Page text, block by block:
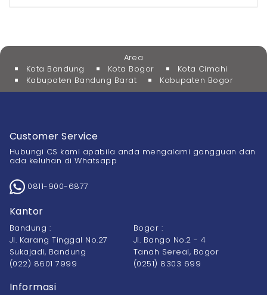
Area
Kota Bandung
Kota Bogor
Kota Cimahi
Kabupaten Bandung Barat
Kabupaten Bogor
Customer Service
Hubungi CS kami apabila anda mengalami gangguan dan
ada keluhan di Whatsapp
0811-900-6877
Kantor
Bandung :
Jl. Karang Tinggal No.27
Sukajadi, Bandung
(022) 8601 7999
Bogor :
Jl. Bango No.2 - 4
Tanah Sereal, Bogor
(0251) 8303 699
Informasi